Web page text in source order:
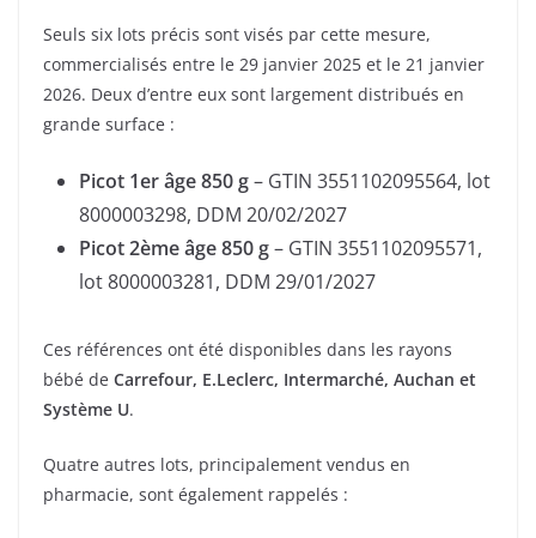
Seuls six lots précis sont visés par cette mesure,
commercialisés entre le 29 janvier 2025 et le 21 janvier
2026. Deux d’entre eux sont largement distribués en
grande surface :
Picot 1er âge 850 g– GTIN 3551102095564, lot
8000003298, DDM 20/02/2027
Picot 2ème âge 850 g– GTIN 3551102095571,
lot 8000003281, DDM 29/01/2027
Ces références ont été disponibles dans les rayons
bébé de Carrefour, E.Leclerc, Intermarché, Auchan et
Système U.
Quatre autres lots, principalement vendus en
pharmacie, sont également rappelés :